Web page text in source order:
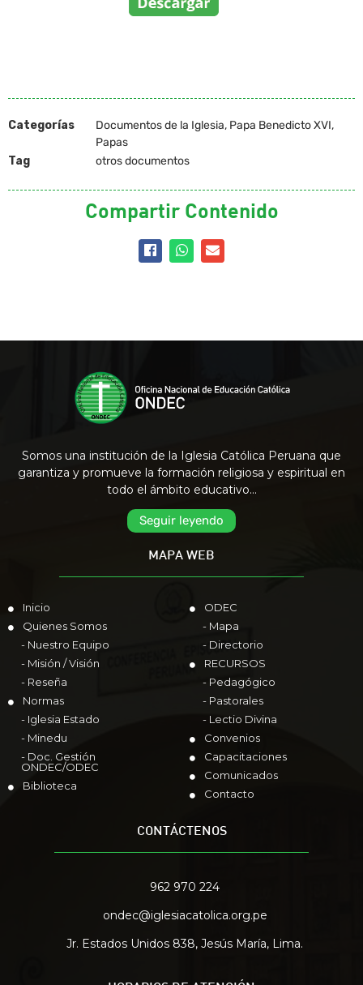
Categorías Documentos de la Iglesia, Papa Benedicto XVI,
Papas
Tag
otros documentos
Compartir Contenido
Somos una institución de la Iglesia Católica Peruana que
garantiza y promueve la formación religiosa y espiritual en
todo el ámbito educativo…
Seguir leyendo
MAPA WEB
Inicio
Quienes Somos
- Nuestro Equipo
- Misión / Visión
- Reseña
Normas
- Iglesia Estado
- Minedu
- Doc. Gestión
ONDEC/ODEC
Biblioteca
ODEC
- Mapa
- Directorio
RECURSOS
- Pedagógico
- Pastorales
- Lectio Divina
Convenios
Capacitaciones
Comunicados
Contacto
CONTÁCTENOS
962 970 224
ondec@iglesiacatolica.org.pe
Jr. Estados Unidos 838, Jesús María, Lima.